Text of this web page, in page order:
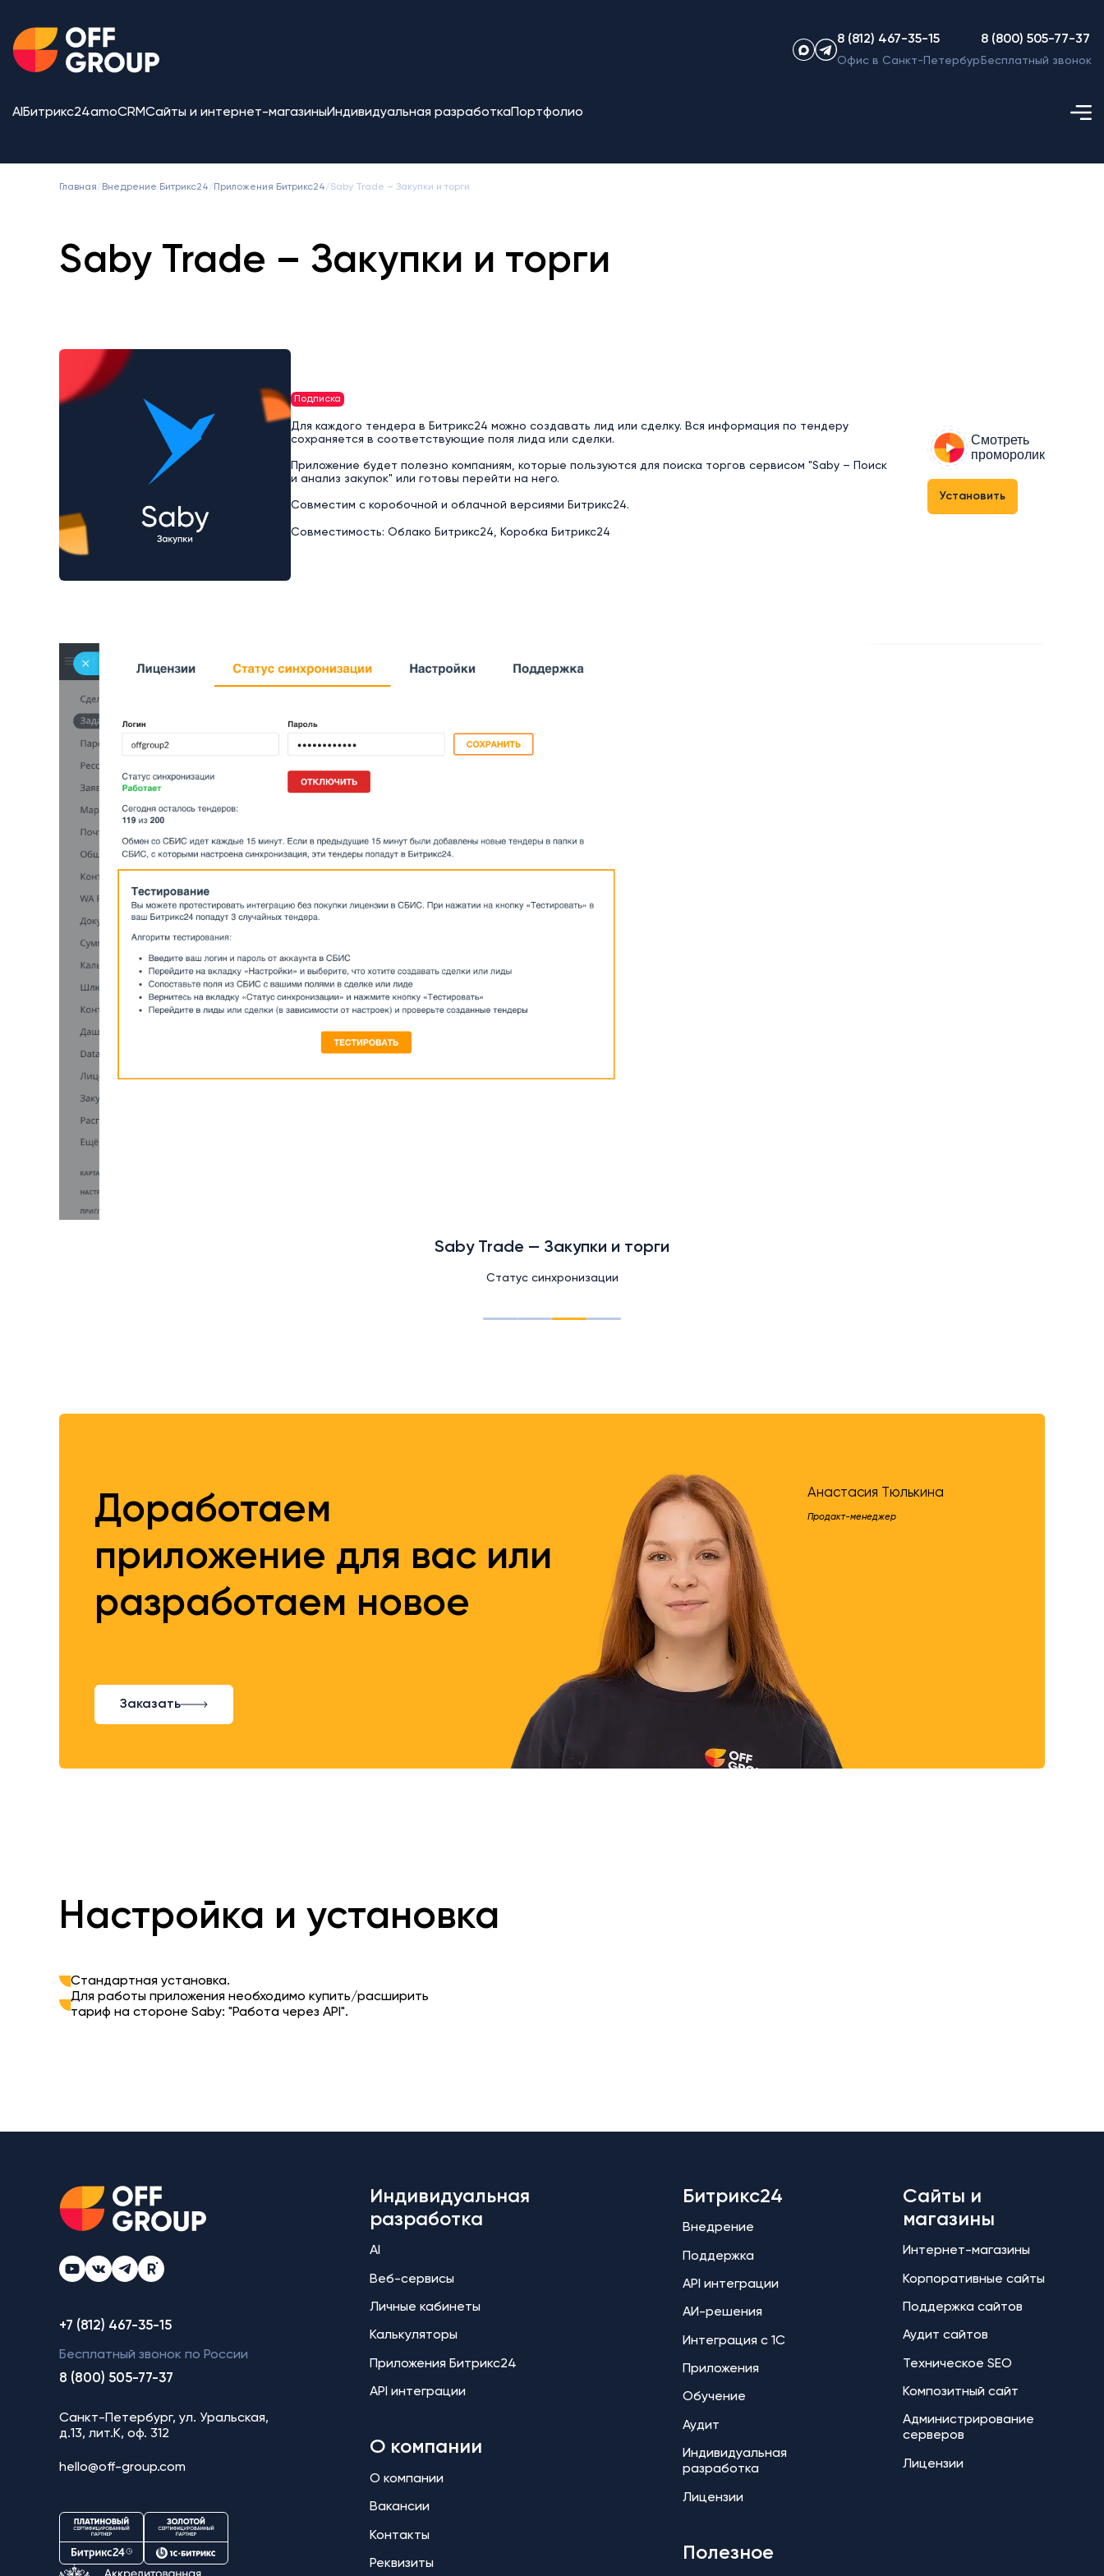
8 (812) 467-35-15
Офис в Санкт-Петербурге
8 (800) 505-77-37
Бесплатный звонок
AI Битрикс24amoCRMСайты и интернет-магазиныИндивидуальная разработкаПортфолио
Главная/ Внедрение Битрикс24/ Приложения Битрикс24/Saby Trade – Закупки и торги
Saby Trade – Закупки и торги
Подписка
Для каждого тендера в Битрикс24 можно создавать лид или сделку. Вся информация по тендеру
сохраняется в соответствующие поля лида или сделки.
Приложение будет полезно компаниям, которые пользуются для поиска торгов сервисом "Saby – Поиск
и анализ закупок" или готовы перейти на него.
Совместим с коробочной и облачной версиями Битрикс24.
Совместимость: Облако Битрикс24, Коробка Битрикс24
Смотреть
проморолик
Установить
Saby Trade — Закупки и торги
Статус синхронизации
Доработаем
приложение для вас или
разработаем новое
Заказать
Анастасия Тюлькина
Продакт-менеджер
Настройка и установка
Стандартная установка.
Для работы приложения необходимо купить/расширить
тариф на стороне Saby: "Работа через API".
Индивидуальная
разработка
AI
Веб-сервисы
Личные кабинеты
Калькуляторы
Приложения Битрикс24
API интеграции
О компании
О компании
Вакансии
Контакты
Реквизиты
Битрикс24
Внедрение
Поддержка
API интеграции
АИ-решения
Интеграция с 1С
Приложения
Обучение
Аудит
Индивидуальная
разработка
Лицензии
Полезное
Сайты и
магазины
Интернет-магазины
Корпоративные сайты
Поддержка сайтов
Аудит сайтов
Техническое SEO
Композитный сайт
Администрирование
серверов
Лицензии
+7 (812) 467-35-15
Бесплатный звонок по России
8 (800) 505-77-37
Санкт-Петербург, ул. Уральская,
д.13, лит.К, оф. 312
hello@off-group.com